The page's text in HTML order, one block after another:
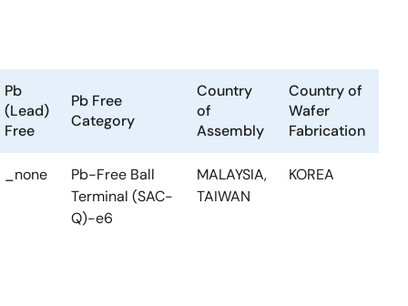
Pb
(Lead)
Free
Pb Free
Category
Country
of
Assembly
Country of
Wafer
Fabrication
_none
Pb-Free Ball
Terminal (SAC-
Q)-e6
MALAYSIA,
TAIWAN
KOREA